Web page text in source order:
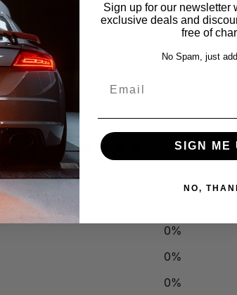
0 0 reviews
0%
0%
0%
Sign up for our newsletter
exclusive deals and
free of
No Spam, just
SIGN ME
NO,